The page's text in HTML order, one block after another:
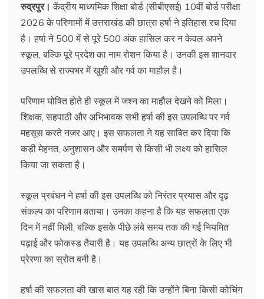
रुद्रपुर।केंद्रीय माध्यमिक शिक्षा बोर्ड (सीबीएसई) 10वीं बोर्ड परीक्षा
2026 के परिणामों में उत्तराखंड की छात्रा हर्षा ने इतिहास रच दिया
है। हर्षा ने 500 में से पूरे 500 अंक हासिल कर न केवल अपने
स्कूल, बल्कि पूरे प्रदेश का नाम रोशन किया है। उनकी इस शानदार
उपलब्धि से राज्यभर में खुशी और गर्व का माहौल है।
परिणाम घोषित होते ही स्कूल में जश्न का माहौल देखने को मिला।
शिक्षक, सहपाठी और अभिभावक सभी हर्षा की इस उपलब्धि पर गर्व
महसूस करते नजर आए। इस सफलता ने यह साबित कर दिया कि
कड़ी मेहनत, अनुशासन और समर्पण से किसी भी लक्ष्य को हासिल
किया जा सकता है।
स्कूल प्रबंधन ने हर्षा की इस उपलब्धि को निरंतर प्रयास और दृढ़
संकल्प का परिणाम बताया। उनका कहना है कि यह सफलता एक
दिन में नहीं मिली, बल्कि इसके पीछे लंबे समय तक की गई नियमित
पढ़ाई और फोकस्ड तैयारी है। यह उपलब्धि अन्य छात्रों के लिए भी
प्रेरणा का स्रोत बनी है।
हर्षा की सफलता की खास बात यह रही कि उन्होंने बिना किसी कोचिंग